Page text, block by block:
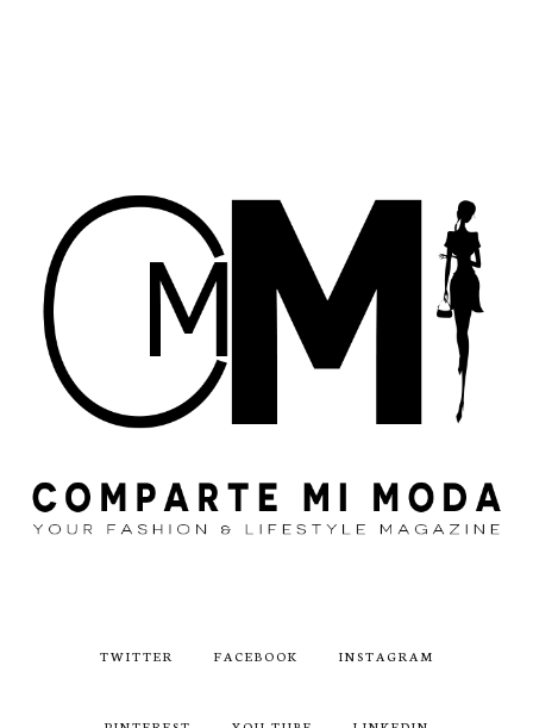
TWITTER FACEBOOK INSTAGRAM